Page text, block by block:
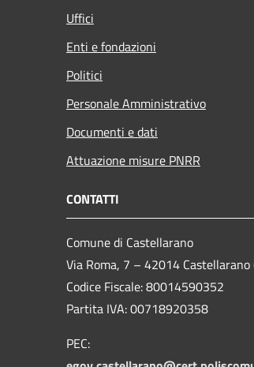
Uffici
Enti e fondazioni
Politici
Personale Amministrativo
Documenti e dati
Attuazione misure PNRR
CONTATTI
Comune di Castellarano
Via Roma, 7 – 42014 Castellarano
Codice Fiscale: 80014590352
Partita IVA: 00718920358
PEC: